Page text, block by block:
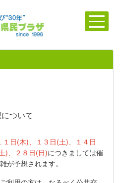
ついて
１日(木)、１３日(土)、１４日
)、２８日(日)につきましては催
が予想されます。